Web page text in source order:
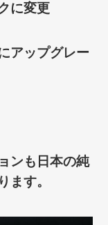
に変更
アップグレー
ンも日本の純
ます。